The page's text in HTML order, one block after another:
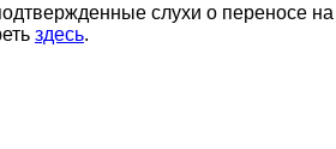
слухи о переносе
здесь.